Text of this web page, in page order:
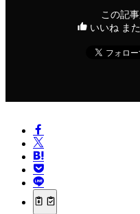
この記
いいね ま